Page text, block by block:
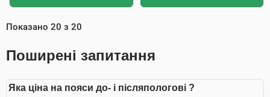
Показано 20 з 20
Поширені запитання
Яка ціна на пояси до- і післяпологові ?